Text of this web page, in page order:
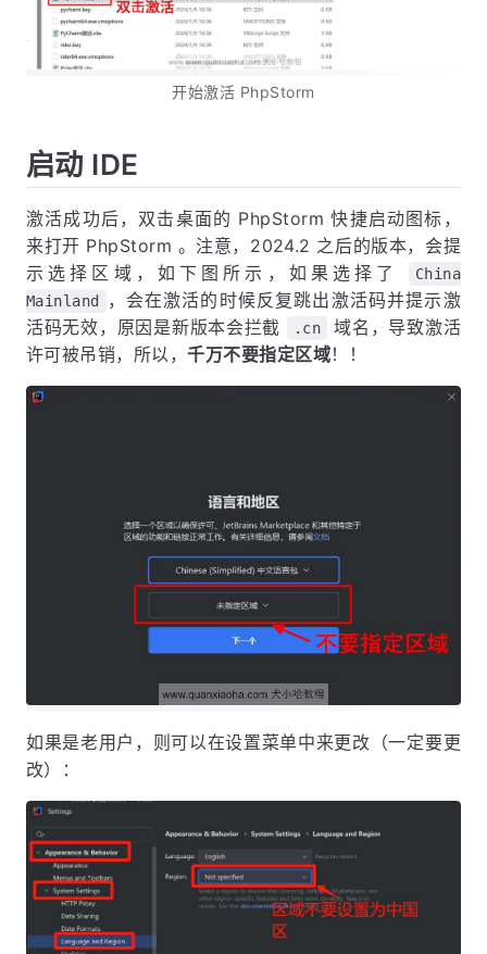
开始激活 PhpStorm
启动 IDE
激活成功后，双击桌面的 PhpStorm 快捷启动图标，
来打开 PhpStorm 。注意，2024.2 之后的版本，会提
示选择区域，如下图所示，如果选择了
China
Mainland
，会在激活的时候反复跳出激活码并提示激
活码无效，原因是新版本会拦截
.cn
域名，导致激活
许可被吊销，所以，千万不要指定区域！！
如果是老用户，则可以在设置菜单中来更改（一定要更
改）：